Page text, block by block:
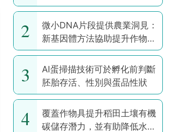
權
2
微小DNA片段提供農業洞見：
新基因體方法協助提升作物韌
性
3
AI蛋掃描技術可於孵化前判斷
胚胎存活、性別與蛋品性狀
4
覆蓋作物具提升稻田土壤有機
碳儲存潛力，並有助降低水稻